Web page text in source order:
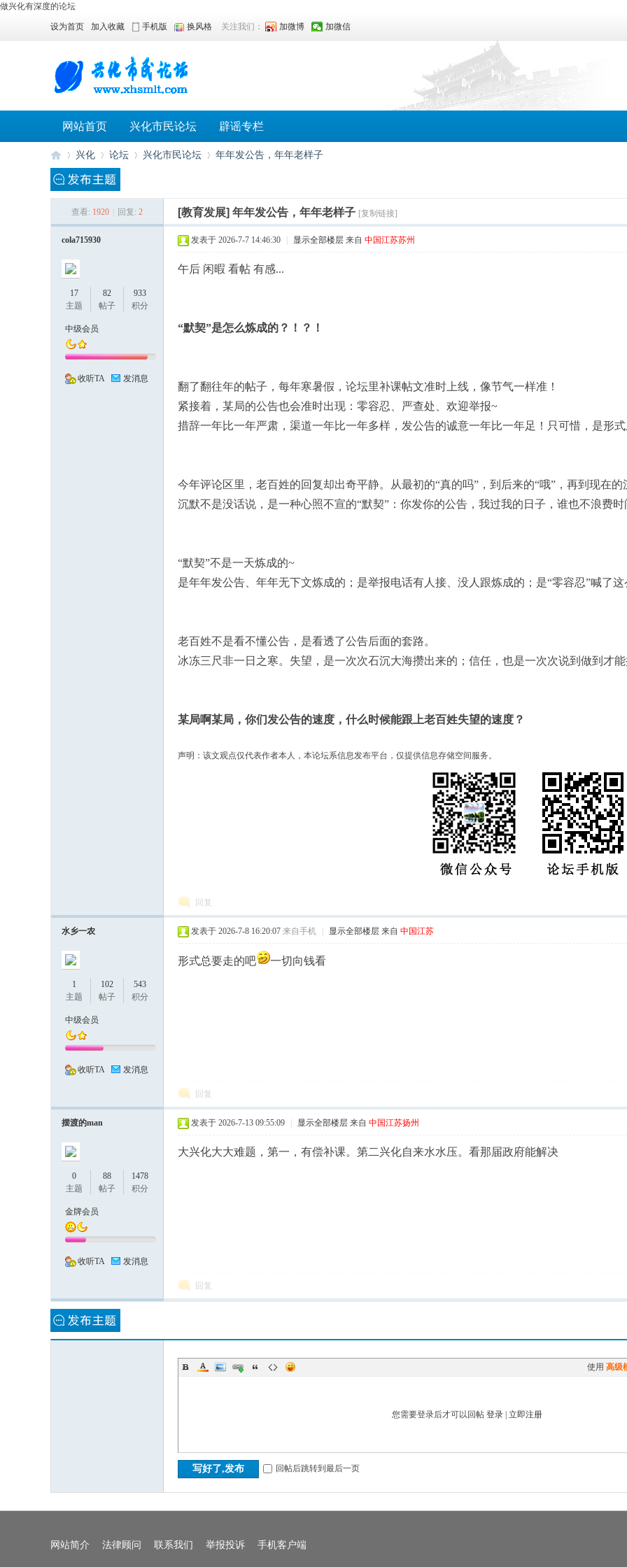
做兴化有深度的论坛
设为首页 加入收藏 手机版 换风格 关注我们： 加微博 加微信
网站首页 兴化市民论坛 辟谣专栏
坛
深
兴化
›
论坛
›
兴化市民论坛
›
年年发公告，年年老样子
查看: 1920 回复: 2 [教育发展] 年年发公告，年年老样子 [复制链接]
cola715930
17
主题
82
帖子
933
积分
中级会员
收听TA 发消息
发表于 2026-7-7 14:46:30 显示全部楼层 来自 中国江苏苏州
午后 闲暇 看帖 有感...
“默契”是怎么炼成的？！？！
翻了翻往年的帖子，每年寒暑假，论坛里补课帖文准时上线，像节气一样准！
紧接着，某局的公告也会准时出现：零容忍、严查处、欢迎举报~
措辞一年比一年严肃，渠道一年比一年多样，发公告的诚意一年比一年足！只可惜，是形
今年评论区里，老百姓的回复却出奇平静。从最初的“真的吗”，到后来的“哦”，再到现在的
沉默不是没话说，是一种心照不宣的“默契”：你发你的公告，我过我的日子，谁也不浪费
“默契”不是一天炼成的~
是年年发公告、年年无下文炼成的；是举报电话有人接、没人跟炼成的；是“零容忍”喊了
老百姓不是看不懂公告，是看透了公告后面的套路。
冰冻三尺非一日之寒。失望，是一次次石沉大海攒出来的；信任，也是一次次说到做到才
某局啊某局，你们发公告的速度，什么时候能跟上老百姓失望的速度？
声明：该文观点仅代表作者本人，本论坛系信息发布平台，仅提供信息存储空间服务。
回复
水乡一农
1
主题
102
帖子
543
积分
中级会员
收听TA 发消息
发表于 2026-7-8 16:20:07 来自手机 显示全部楼层 来自 中国江苏
形式总要走的吧 一切向钱看
回复
摆渡的man
0
主题
88
帖子
1478
积分
金牌会员
收听TA 发消息
发表于 2026-7-13 09:55:09 显示全部楼层 来自 中国江苏扬州
大兴化大大难题，第一，有偿补课。第二兴化自来水水压。看那届政府能解决
回复
使用 高级
您需要登录后才可以回帖 登录 立即注册
写好了,发布 回帖后跳转到最后一页
网站简介 法律顾问 联系我们 举报投诉 手机客户端